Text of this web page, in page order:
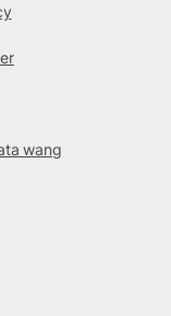
wang